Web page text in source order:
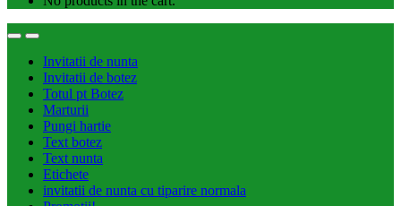
Invitatii de nunta
Invitatii de botez
Totul pt Botez
Marturii
Pungi hartie
Text botez
Text nunta
Etichete
invitatii de nunta cu tiparire normala